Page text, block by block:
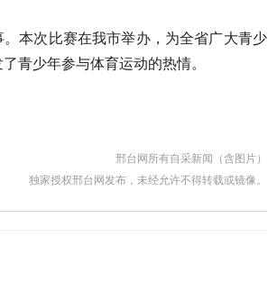
本次比赛在我市举办，为全省广大青少
青少年参与体育运动的热情。
邢台网所有自采新闻（含图片）
独家授权邢台网发布，未经允许不得转载或镜像。